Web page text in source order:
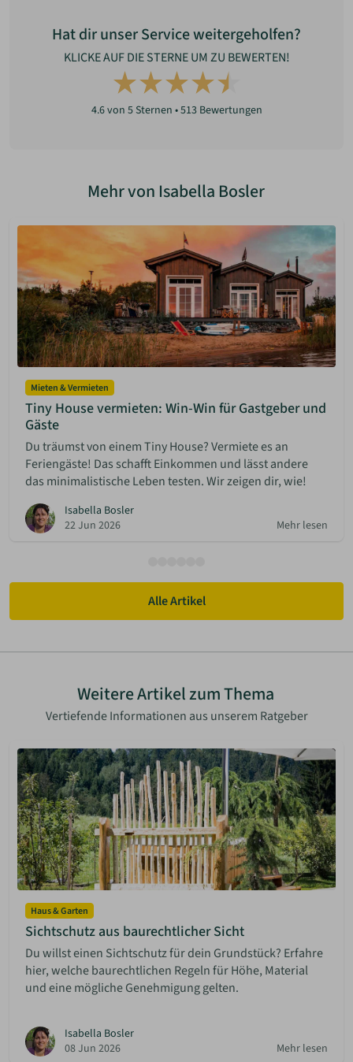
Hat dir unser Service weitergeholfen?
KLICKE AUF DIE STERNE UM ZU BEWERTEN!
4.6von 5 Sternen •513Bewertungen
Mehr von Isabella Bosler
Mieten & Vermieten
Tiny House vermieten: Win-Win für Gastgeber und
Gäste
Du träumst von einem Tiny House? Vermiete es an
Feriengäste! Das schafft Einkommen und lässt andere
das minimalistische Leben testen. Wir zeigen dir, wie!
Isabella Bosler
22 Jun 2026
Mehr lesen
Alle Artikel
Weitere Artikel zum Thema
Vertiefende Informationen aus unserem Ratgeber
Haus & Garten
Sichtschutz aus baurechtlicher Sicht
Du willst einen Sichtschutz für dein Grundstück? Erfahre
hier, welche baurechtlichen Regeln für Höhe, Material
und eine mögliche Genehmigung gelten.
Isabella Bosler
08 Jun 2026
Mehr lesen